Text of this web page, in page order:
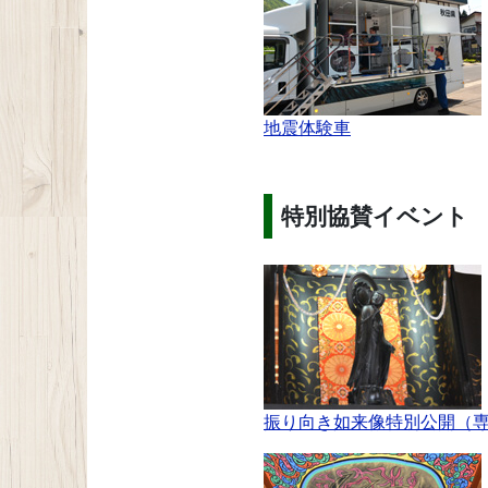
地震体験車
特別協賛イベント
振り向き如来像特別公開（